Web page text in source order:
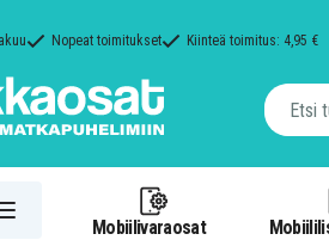
Nopeat toimitukset Kiinteä toimitus: 4,95 €
Mobiilivaraosat